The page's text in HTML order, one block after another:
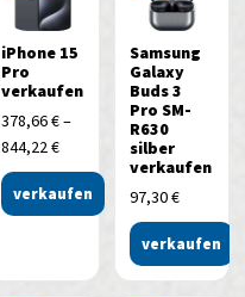
iPhone 15
Pro
verkaufen
378,66€–
844,22€
verkaufen
Samsung
Galaxy
Buds 3
Pro SM-
R630
silber
verkaufen
97,30€
verkaufen